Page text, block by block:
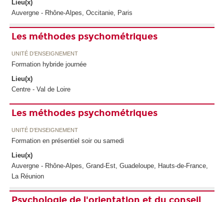
Lieu(x)
Auvergne - Rhône-Alpes, Occitanie, Paris
Les méthodes psychométriques
UNITÉ D’ENSEIGNEMENT
Formation hybride journée
Lieu(x)
Centre - Val de Loire
Les méthodes psychométriques
UNITÉ D’ENSEIGNEMENT
Formation en présentiel soir ou samedi
Lieu(x)
Auvergne - Rhône-Alpes, Grand-Est, Guadeloupe, Hauts-de-France,
La Réunion
Psychologie de l'orientation et du conseil